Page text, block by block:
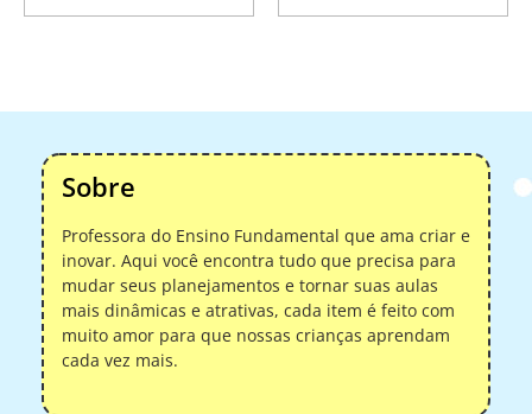
Sobre
Professora do Ensino Fundamental que ama criar e
inovar. Aqui você encontra tudo que precisa para
mudar seus planejamentos e tornar suas aulas
mais dinâmicas e atrativas, cada item é feito com
muito amor para que nossas crianças aprendam
cada vez mais.